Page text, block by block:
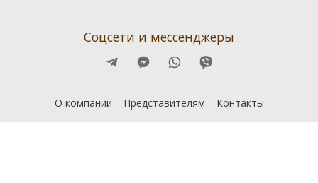
Соцсети и мессенджеры
О компании Представителям Контакты